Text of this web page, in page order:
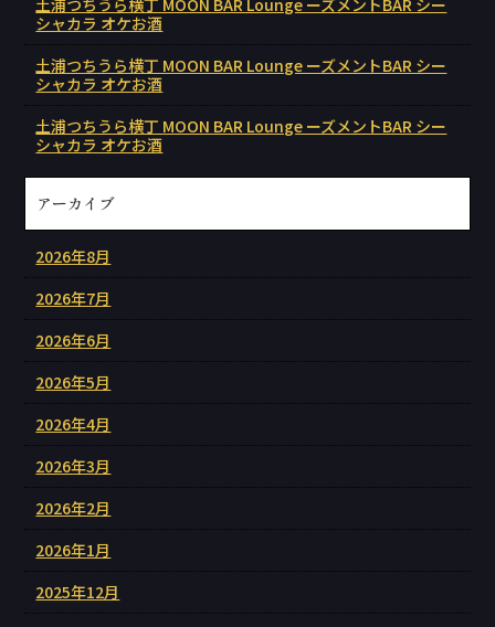
シャカラ オケお酒
土浦つちうら横丁 MOON BAR Lounge ーズメントBAR シー
シャカラ オケお酒
土浦つちうら横丁 MOON BAR Lounge ーズメントBAR シー
シャカラ オケお酒
アーカイブ
2026年8月
2026年7月
2026年6月
2026年5月
2026年4月
2026年3月
2026年2月
2026年1月
2025年12月